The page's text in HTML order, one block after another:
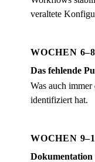
veraltete
WOCHEN 6–8
Das fehlende
Was auch
identifiziert hat.
WOCHEN
Dokumentation